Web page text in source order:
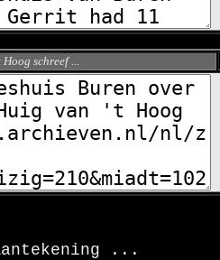
schreef ...
...